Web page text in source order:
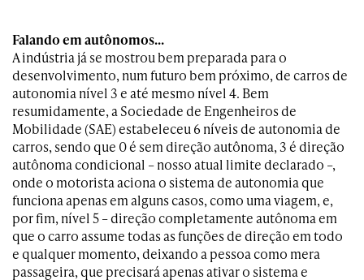
Falando em autônomos…
A indústria já se mostrou bem preparada para o
desenvolvimento, num futuro bem próximo, de carros de
autonomia nível 3 e até mesmo nível 4. Bem
resumidamente, a Sociedade de Engenheiros de
Mobilidade (SAE) estabeleceu 6 níveis de autonomia de
carros, sendo que 0 é sem direção autônoma, 3 é direção
autônoma condicional – nosso atual limite declarado –,
onde o motorista aciona o sistema de autonomia que
funciona apenas em alguns casos, como uma viagem, e,
por fim, nível 5 – direção completamente autônoma em
que o carro assume todas as funções de direção em todo
e qualquer momento, deixando a pessoa como mera
passageira, que precisará apenas ativar o sistema e